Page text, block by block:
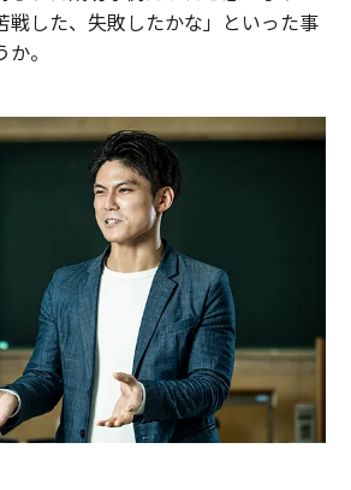
戦した、失敗したかな」といった事
。